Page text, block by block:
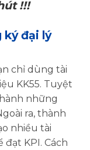
!!!
ký đại lý
chỉ dùng tài
KK55. Tuyệt
những
ra, thành
nhiều tài
KPI. Cách